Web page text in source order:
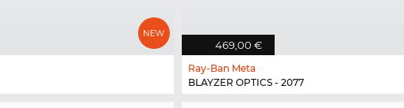
469,00 €
Ray-Ban Meta
BLAYZER OPTICS - 2077